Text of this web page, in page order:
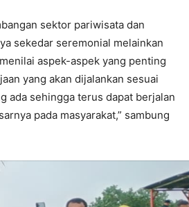
sektor pariwisata dan
sekedar seremonial melainkan
aspek-aspek yang penting
yang akan dijalankan sesuai
ada sehingga terus dapat berjalan
pada masyarakat,” sambung